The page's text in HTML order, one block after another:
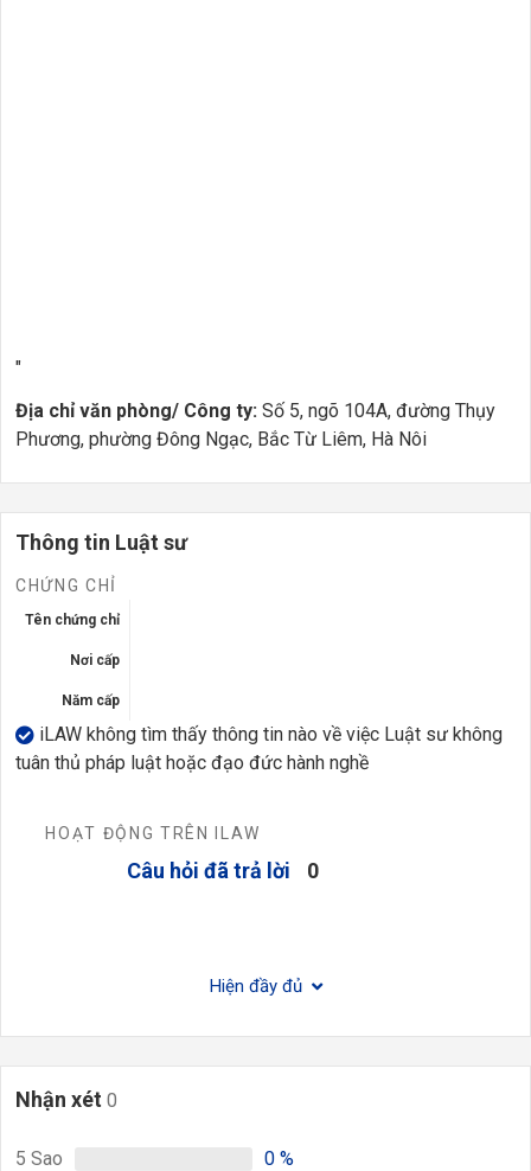
"
Địa chỉ văn phòng/ Công ty: Số 5, ngõ 104A, đường Thụy
Phương, phường Đông Ngạc, Bắc Từ Liêm, Hà Nôi
Thông tin Luật sư
CHỨNG CHỈ
Tên chứng chỉ
Nơi cấp
Năm cấp
iLAW không tìm thấy thông tin nào về việc Luật sư không
tuân thủ pháp luật hoặc đạo đức hành nghề
HOẠT ĐỘNG TRÊN ILAW
Câu hỏi đã trả lời 0
Hiện đầy đủ
Nhận xét 0
5 Sao 0 %